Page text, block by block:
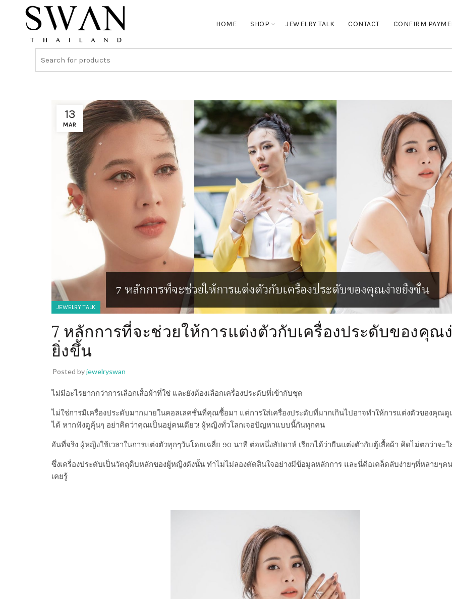
HOME SHOP JEWELRY TALK CONTACT CONFIRM
13
MAR
JEWELRY TALK
7 หลักการที่จะช่วยให้การแต่งตัวกับเครื่องประดับของคุณ
ยิ่งขึ้น
Posted byjewelryswan
ไม่มีอะไรยากกว่าการเลือกเสื้อผ้าที่ใช่ และยังต้องเลือกเครื่องประดับที่เข้ากับชุด
ไม่ใช่การมีเครื่องประดับมากมายในคอลเลคชั่นที่คุณซื้อมา แต่การใส่เครื่องประดับที่มากเกินไปอาจทำให้การแต่งตัวของคุณ
ได้ หากฟังดูคุ้นๆ อย่าคิดว่าคุณเป็นอยู่คนเดียว! ผู้หญิงทั่วโลกเจอปัญหาแบบนี้กันทุกคน
อันที่จริง ผู้หญิงใช้เวลาในการแต่งตัวทุกๆวันโดยเฉลี่ย 90 นาที ต่อหนึ่งสัปดาห์ เรียกได้ว่ายืนแต่งตัวกับตู้เสื้อผ้า คิดไม่ตกว่าจะใ
ซึ่งเครื่องประดับเป็นวัตถุดิบหลักของผู้หญิงดังนั้น ทำไมไม่ลองตัดสินใจอย่างมีข้อมูลหลักการ และนี่คือเคล็ดลับง่ายๆที่หลายๆค
เคยรู้